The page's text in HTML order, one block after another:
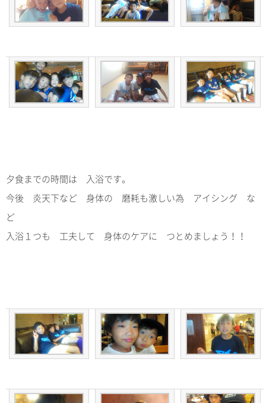
夕食までの時間は 入浴です。
今後 炎天下など 身体の 磨耗も激しい為 アイシング な
ど
入浴１つも 工夫して 身体のケアに つとめましょう！！